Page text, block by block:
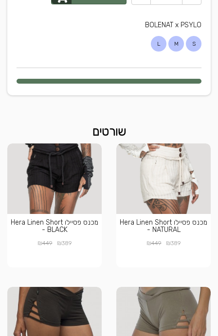
BOLENAT x PSYLO
S
M
L
שורטים
מכנס פסיילו Hera Linen Short
- NATURAL
₪389
₪449
מכנס פסיילו Hera Linen Short
- BLACK
₪389
₪449